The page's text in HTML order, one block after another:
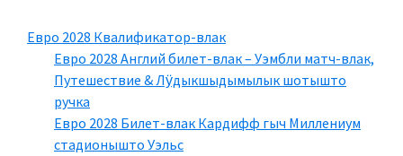
Евро 2028 Квалификатор-влак
Евро 2028 Англий билет-влак – Уэмбли матч-влак,
Путешествие & Лӱдыкшыдымылык шотышто
ручка
Евро 2028 Билет-влак Кардифф гыч Миллениум
стадионышто Уэльс